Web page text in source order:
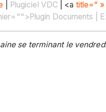
Plugiciel VDC | <a title="
Documents |
se terminant le